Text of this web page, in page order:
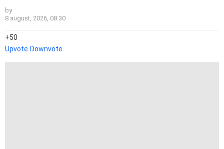
by
8 august, 2026, 08:30
50
Upvote Downvote